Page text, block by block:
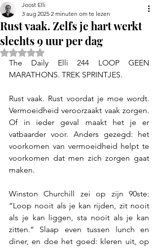
Rust vaak. Zelfs je hart werkt
slechts 9 uur per dag
Joost Elli
3 aug 2025 2 minuten om te lezen
Beoordeeld met NaN uit 5 sterren.
The Daily Elli 244 LOOP GEEN
MARATHONS. TREK SPRINTJES.
Rust vaak. Rust voordat je moe wordt.
Vermoeidheid veroorzaakt vaak zorgen.
Of in ieder geval maakt het je er
vatbaarder voor. Anders gezegd: het
voorkomen van vermoeidheid helpt te
voorkomen dat men zich zorgen gaat
maken.
Winston Churchill zei op zijn 90ste:
“Loop nooit als je kan rijden, zit nooit
als je kan liggen, sta nooit als je kan
zitten.” Slaap even tussen lunch en
diner, en doe het goed: kleren uit, op